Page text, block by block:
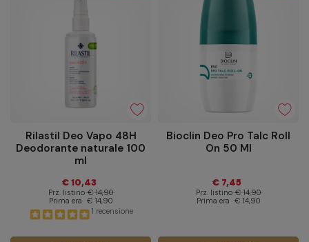
Rilastil Deo Vapo 48H
Deodorante naturale 100
ml
€ 10,43
Prz. listino € 14,90
Prima era € 14,90
1 recensione
Bioclin Deo Pro Talc Roll
On 50 Ml
€ 7,45
Prz. listino € 14,90
Prima era € 14,90